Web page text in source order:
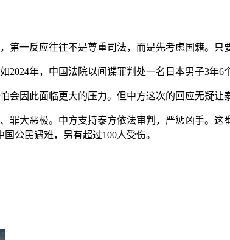
第一反应往往不是尊重司法，而是先考虑国籍。
2024年，中国法院以间谍罪判处一名日本男子3年
会因此面临更大的压力。但中方这次的回应无疑让
罪大恶极。中方支持泰方依法审判，严惩凶手。
公民遇难，另有超过100人受伤。